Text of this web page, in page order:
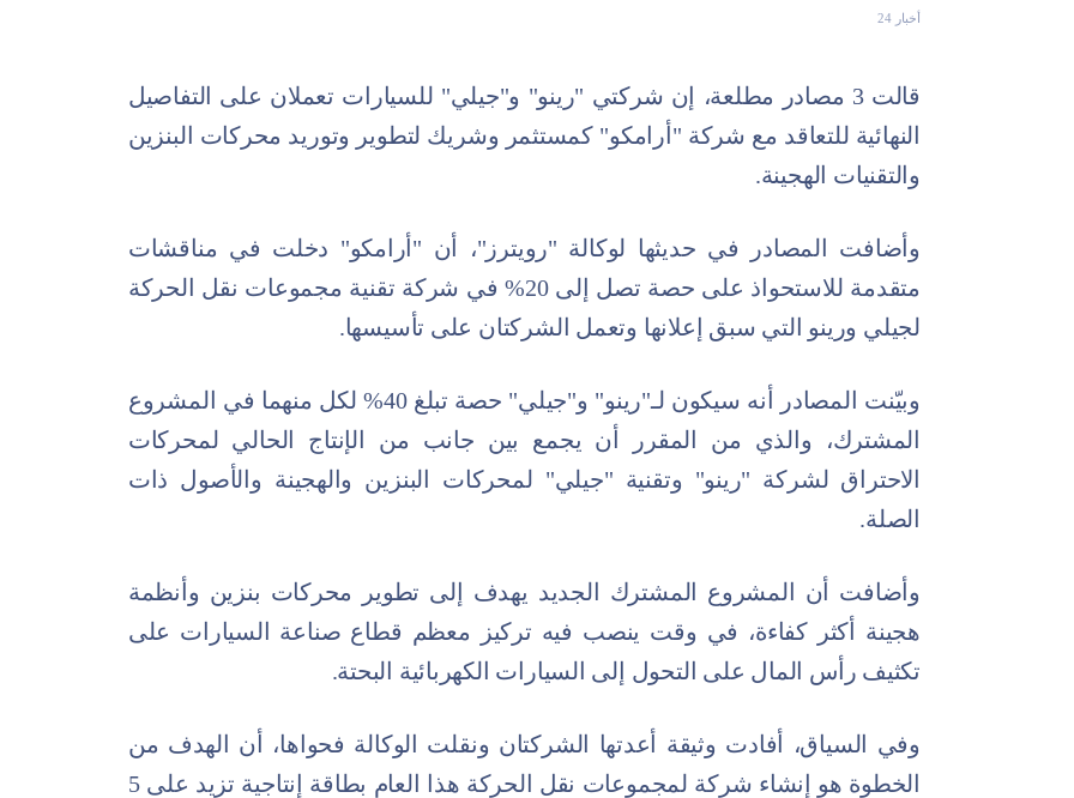
أخبار 24
قالت 3 مصادر مطلعة، إن شركتي "رينو" و"جيلي" للسيارات تعملان على التفاصيل
النهائية للتعاقد مع شركة "أرامكو" كمستثمر وشريك لتطوير وتوريد محركات البنزين
والتقنيات الهجينة.
وأضافت المصادر في حديثها لوكالة "رويترز"، أن "أرامكو" دخلت في مناقشات
متقدمة للاستحواذ على حصة تصل إلى 20% في شركة تقنية مجموعات نقل الحركة
لجيلي ورينو التي سبق إعلانها وتعمل الشركتان على تأسيسها.
وبيّنت المصادر أنه سيكون لـ"رينو" و"جيلي" حصة تبلغ 40% لكل منهما في المشروع
المشترك، والذي من المقرر أن يجمع بين جانب من الإنتاج الحالي لمحركات
الاحتراق لشركة "رينو" وتقنية "جيلي" لمحركات البنزين والهجينة والأصول ذات
الصلة.
وأضافت أن المشروع المشترك الجديد يهدف إلى تطوير محركات بنزين وأنظمة
هجينة أكثر كفاءة، في وقت ينصب فيه تركيز معظم قطاع صناعة السيارات على
تكثيف رأس المال على التحول إلى السيارات الكهربائية البحتة.
وفي السياق، أفادت وثيقة أعدتها الشركتان ونقلت الوكالة فحواها، أن الهدف من
الخطوة هو إنشاء شركة لمجموعات نقل الحركة هذا العام بطاقة إنتاجية تزيد على 5